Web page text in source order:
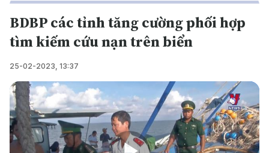
BDBP các tỉnh tăng cường phối hợp
tìm kiếm cứu nạn trên biển
25-02-2023, 13:37